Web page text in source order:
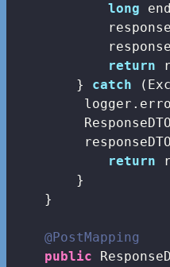
long
return
        }
catch
return
        }
    }
@PostMapping
public